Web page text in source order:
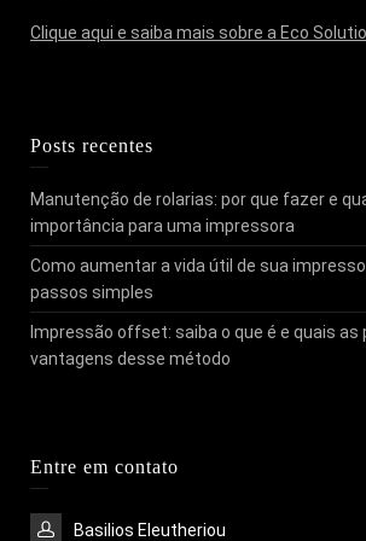
Clique aqui e saiba mais sobre a Eco
Posts recentes
Manutenção de rolarias: por que fazer e
importância para uma impressora
Como aumentar a vida útil de sua
passos simples
Impressão offset: saiba o que é e quais as
vantagens desse método
Entre em contato
Basilios Eleutheriou